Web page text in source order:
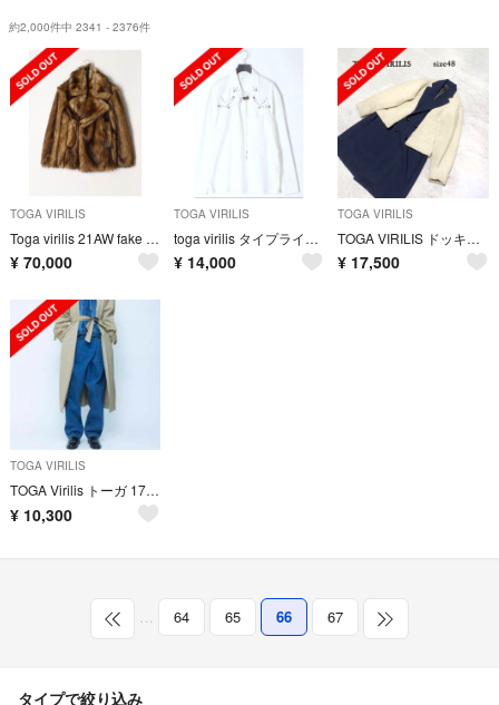
約2,000件中 2341 - 2376件
TOGA VIRILIS
Toga virilis 21AW fake fur coat BTSテテ 着用
¥ 70,000
TOGA VIRILIS
toga virilis タイプライター ウエスタンシャツ 46
¥ 14,000
TOGA VIRILIS
TOGA VIRILIS ドッキングコート サイズ48 美品
¥ 17,500
TOGA VIRILIS
TOGA Virilis トーガ 17AW Denim Wrap Pants
¥ 10,300
… 64 65 66 67
タイプで絞り込み